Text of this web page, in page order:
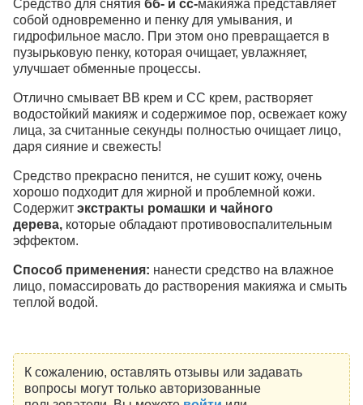
Средство для снятия бб- и сс-макияжа представляет
собой одновременно и пенку для умывания, и
гидрофильное масло. При этом оно превращается в
пузырьковую пенку, которая очищает, увлажняет,
улучшает обменные процессы.
Отлично смывает BB крем и СС крем, растворяет
водостойкий макияж и содержимое пор, освежает кожу
лица, за считанные секунды полностью очищает лицо,
даря сияние и свежесть!
Средство прекрасно пенится, не сушит кожу, очень
хорошо подходит для жирной и проблемной кожи.
Содержит экстракты ромашки и чайного
дерева, которые обладают противовоспалительным
эффектом.
Способ применения: нанести средство на влажное
лицо, помассировать до растворения макияжа и смыть
теплой водой.
К сожалению, оставлять отзывы или задавать
вопросы могут только авторизованные